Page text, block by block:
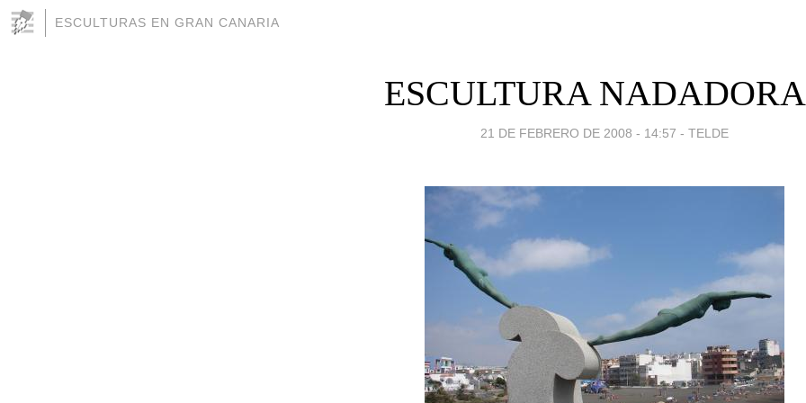
ESCULTURAS EN GRAN CANARIA
ESCULTURA
21 DE FEBRERO DE 2008 - 14:57 - TELDE